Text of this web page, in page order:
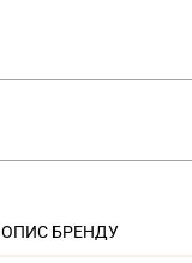
ОПИС БРЕНДУ